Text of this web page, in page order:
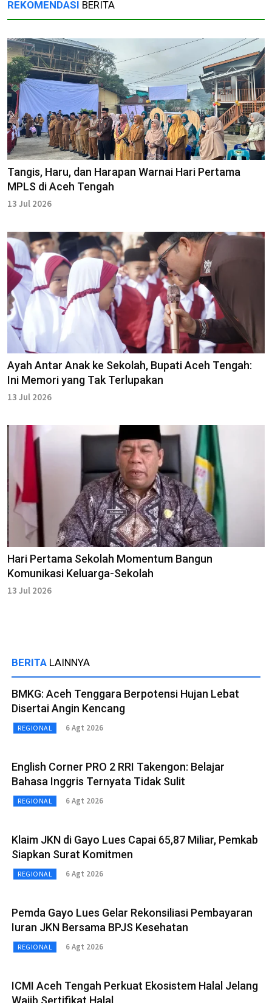
REKOMENDASI BERITA
Tangis, Haru, dan Harapan Warnai Hari Pertama
MPLS di Aceh Tengah
13 Jul 2026
Ayah Antar Anak ke Sekolah, Bupati Aceh Tengah:
Ini Memori yang Tak Terlupakan
13 Jul 2026
Hari Pertama Sekolah Momentum Bangun
Komunikasi Keluarga-Sekolah
13 Jul 2026
BERITA LAINNYA
BMKG: Aceh Tenggara Berpotensi Hujan Lebat
Disertai Angin Kencang
REGIONAL 6 Agt 2026
English Corner PRO 2 RRI Takengon: Belajar
Bahasa Inggris Ternyata Tidak Sulit
REGIONAL 6 Agt 2026
Klaim JKN di Gayo Lues Capai 65,87 Miliar, Pemkab
Siapkan Surat Komitmen
REGIONAL 6 Agt 2026
Pemda Gayo Lues Gelar Rekonsiliasi Pembayaran
Iuran JKN Bersama BPJS Kesehatan
REGIONAL 6 Agt 2026
ICMI Aceh Tengah Perkuat Ekosistem Halal Jelang
Wajib Sertifikat Halal